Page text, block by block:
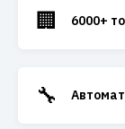
🏢 6000+
🔧